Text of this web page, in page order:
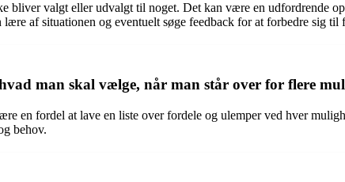
bliver valgt eller udvalgt til noget. Det kan være en udfordrende
af situationen og eventuelt søge feedback for at forbedre sig til
man skal vælge, når man står over for flere
en fordel at lave en liste over fordele og ulemper ved hver
behov.